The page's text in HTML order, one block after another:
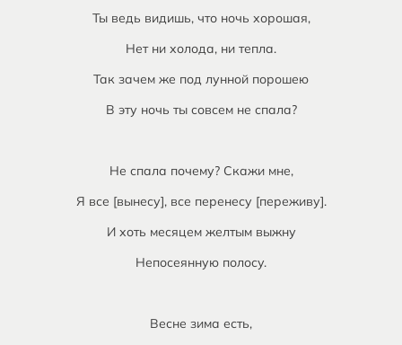
Ты ведь видишь, что ночь хорошая,
Нет ни холода, ни тепла.
Так зачем же под лунной порошею
В эту ночь ты совсем не спала?
Не спала почему? Скажи мне,
Я все [вынесу], все перенесу [переживу].
И хоть месяцем желтым выжну
Непосеянную полосу.
Весне зима есть,